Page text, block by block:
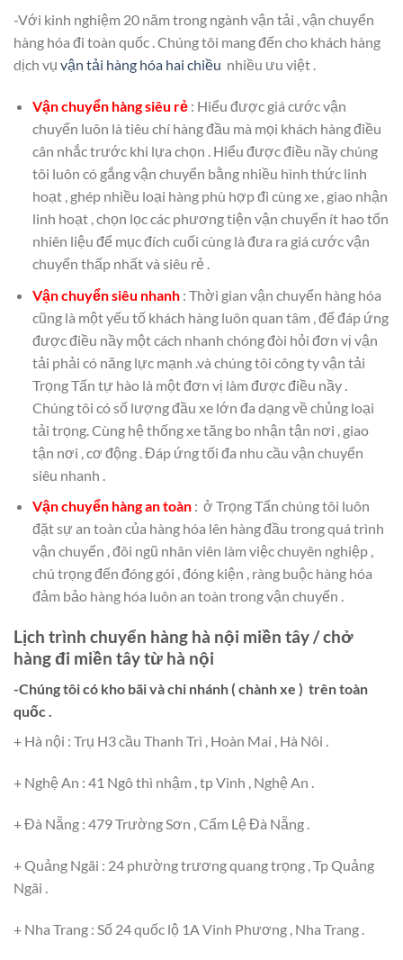
-Với kinh nghiệm 20 năm trong ngành vận tải , vận chuyển
hàng hóa đi toàn quốc . Chúng tôi mang đến cho khách hàng
dịch vụ vận tải hàng hóa hai chiều nhiều ưu việt .
Vận chuyển hàng siêu rẻ : Hiểu được giá cước vận
chuyển luôn là tiêu chí hàng đầu mà mọi khách hàng điều
cân nhắc trước khi lựa chọn . Hiểu được điều nầy chúng
tôi luôn có gắng vận chuyển bằng nhiều hình thức linh
hoạt , ghép nhiều loại hàng phù hợp đi cùng xe , giao nhận
linh hoạt , chọn lọc các phương tiện vận chuyển ít hao tốn
nhiên liệu để mục đích cuối cùng là đưa ra giá cước vận
chuyển thấp nhất và siêu rẻ .
Vận chuyển siêu nhanh : Thời gian vận chuyển hàng hóa
cũng là một yếu tố khách hàng luôn quan tâm , để đáp ứng
được điều nầy một cách nhanh chóng đòi hỏi đơn vị vận
tải phải có năng lực mạnh .và chúng tôi công ty vận tải
Trọng Tấn tự hào là một đơn vị làm được điều nầy .
Chúng tôi có số lượng đầu xe lớn đa dạng về chủng loại
tải trọng. Cùng hệ thống xe tăng bo nhận tận nơi , giao
tận nơi , cơ động . Đáp ứng tối đa nhu cầu vận chuyển
siêu nhanh .
Vận chuyển hàng an toàn : ở Trọng Tấn chúng tôi luôn
đặt sự an toàn của hàng hóa lên hàng đầu trong quá trình
vận chuyển , đôi ngũ nhân viên làm việc chuyên nghiệp ,
chú trọng đến đóng gói , đóng kiện , ràng buộc hàng hóa
đảm bảo hàng hóa luôn an toàn trong vận chuyển .
Lịch trình chuyển hàng hà nội miền tây / chở
hàng đi miền tây từ hà nội
-Chúng tôi có kho bãi và chi nhánh ( chành xe ) trên toàn
quốc .
+ Hà nội : Trụ H3 cầu Thanh Trì , Hoàn Mai , Hà Nôi .
+ Nghệ An : 41 Ngô thì nhậm , tp Vinh , Nghệ An .
+ Đà Nẵng : 479 Trường Sơn , Cẩm Lệ Đà Nẵng .
+ Quảng Ngãi : 24 phường trương quang trọng , Tp Quảng
Ngãi .
+ Nha Trang : Số 24 quốc lộ 1A Vinh Phương , Nha Trang .